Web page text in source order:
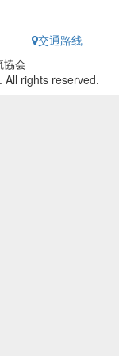
交通路线
協会
rights reserved.